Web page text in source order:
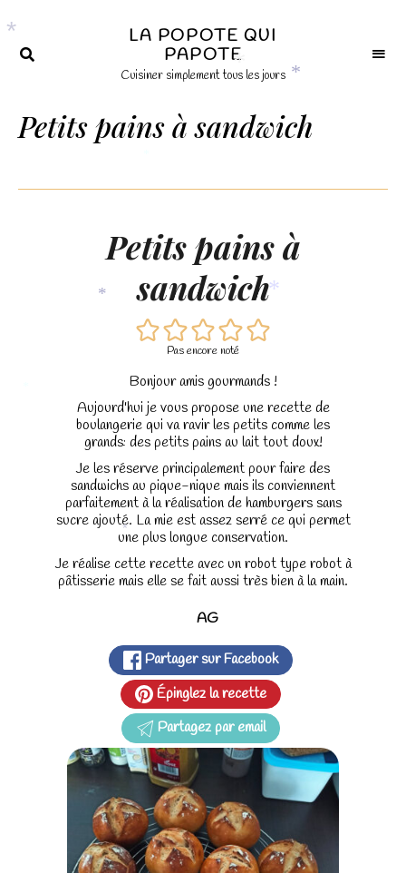
LA POPOTE QUI
PAPOTE
Cuisiner simplement tous les jours
Petits pains à sandwich
Petits pains à
sandwich
Pas encore noté
Bonjour amis gourmands !
Aujourd'hui je vous propose une recette de
boulangerie qui va ravir les petits comme les
grands: des petits pains au lait tout doux!
Je les réserve principalement pour faire des
sandwichs au pique-nique mais ils conviennent
parfaitement à la réalisation de hamburgers sans
sucre ajouté. La mie est assez serré ce qui permet
une plus longue conservation.
Je réalise cette recette avec un robot type robot à
pâtisserie mais elle se fait aussi très bien à la main.
AG
Partager sur Facebook
Épinglez la recette
Partagez par email
*
*